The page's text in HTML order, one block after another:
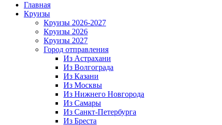
Главная
Круизы
Круизы 2026-2027
Круизы 2026
Круизы 2027
Город отправления
Из Астрахани
Из Волгограда
Из Казани
Из Москвы
Из Нижнего Новгорода
Из Самары
Из Санкт-Петербурга
Из Бреста